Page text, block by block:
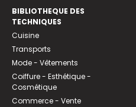
BIBLIOTHEQUE DES
TECHNIQUES
Cuisine
Transports
Mode - Vêtements
Coiffure - Esthétique -
Cosmétique
Commerce - Vente